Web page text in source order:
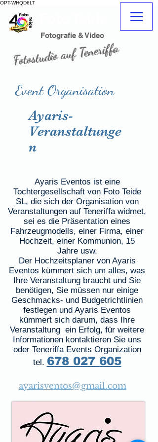
OPT-WHQD6LT
Fotograf
adeje
Fotografie & Video
Fotostudio auf Teneriffa
Event Organisation
Ayaris-
Veranstaltunge
n
Ayaris Eventos ist eine
Tochtergesellschaft von Foto Teide
SL, die sich der Organisation von
Veranstaltungen auf Teneriffa widmet,
sei es die Präsentation eines
Fahrzeugmodells, einer Firma, einer
Hochzeit, einer Kommunion, 15
Jahre usw.
Der Hochzeitsplaner von Ayaris
Eventos kümmert sich um alles, was
Ihre Veranstaltung braucht und Sie
benötigen, Sie müssen nur einige
Geschmacks- und Budgetrichtlinien
festlegen und Ayaris Eventos
kümmert sich darum, dass Ihre
Veranstaltung ein Erfolg, für weitere
Informationen kontaktieren Sie uns
oder Teneriffa Events Organization
tel. 678 027 605
ayarisventos@gmail.com